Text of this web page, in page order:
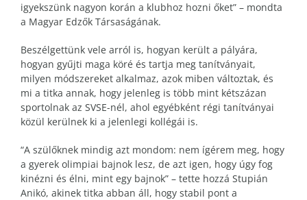
igyekszünk nagyon korán a klubhoz hozni őket” – mondta
a Magyar Edzők Társaságának.
Beszélgettünk vele arról is, hogyan került a pályára,
hogyan gyűjti maga köré és tartja meg tanítványait,
milyen módszereket alkalmaz, azok miben változtak, és
mi a titka annak, hogy jelenleg is több mint kétszázan
sportolnak az SVSE-nél, ahol egyébként régi tanítványai
közül kerülnek ki a jelenlegi kollégái is.
“A szülőknek mindig azt mondom: nem ígérem meg, hogy
a gyerek olimpiai bajnok lesz, de azt igen, hogy úgy fog
kinézni és élni, mint egy bajnok” – tette hozzá Stupián
Anikó, akinek titka abban áll, hogy stabil pont a